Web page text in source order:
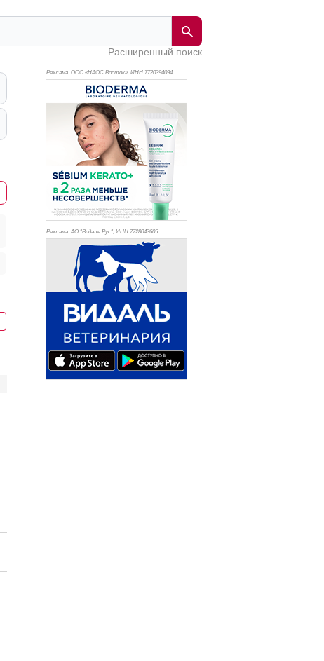
Расширенный поиск
Реклама. ООО «НАОС Восток», ИНН 7720394094
Реклама. АО "Видаль Рус", ИНН 7728043605